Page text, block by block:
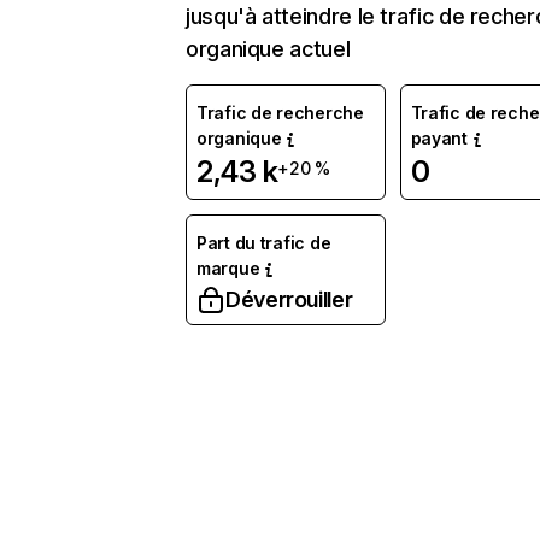
jusqu'à atteindre le trafic de
organique actuel
Trafic de recherche
organique
2,43 k+20 %
Trafic de
payant
0
Part du trafic de
marque
Déverrouiller